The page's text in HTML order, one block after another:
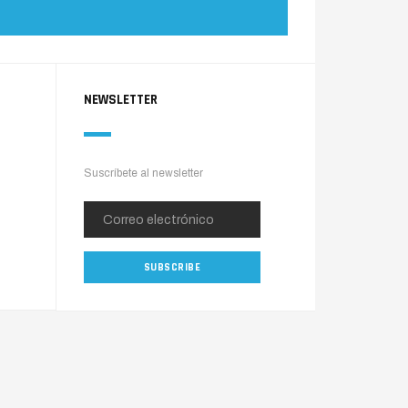
NEWSLETTER
Suscríbete al newsletter